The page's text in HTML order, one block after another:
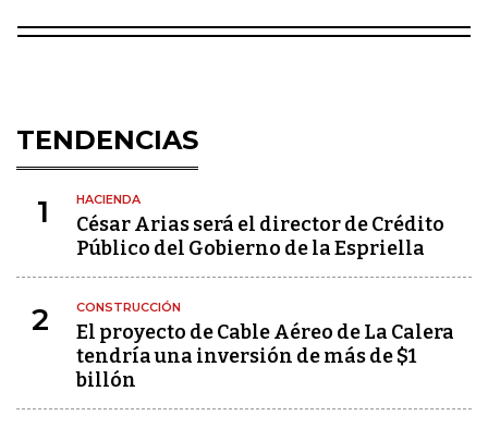
TENDENCIAS
1 HACIENDA
César Arias será el director de Crédito
Público del Gobierno de la Espriella
2 CONSTRUCCIÓN
El proyecto de Cable Aéreo de La Calera
tendría una inversión de más de $1
billón